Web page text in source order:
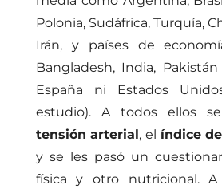
Polonia, Sudáfrica, Turquía,
Irán, y países de
Bangladesh, India,
España ni Estados
estudio). A todos ellos
tensión arterial, el índice
y se les pasó un
física y otro nutricional. A